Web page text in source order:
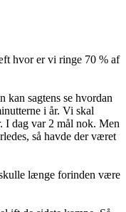
hvor er vi ringe 70 % af
sagtens se hvordan
i år. Vi skal
I dag var 2 mål nok. Men
så havde der været
længe forinden være